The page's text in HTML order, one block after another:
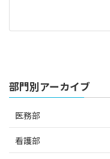
部門別アーカイブ
医務部
看護部